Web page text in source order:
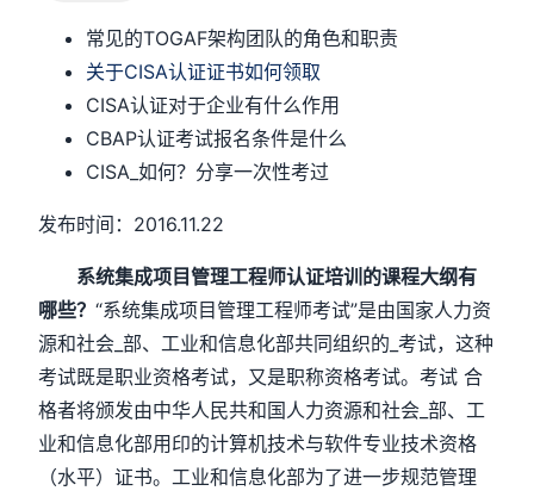
常见的TOGAF架构团队的角色和职责
关于CISA认证证书如何领取
CISA认证对于企业有什么作用
CBAP认证考试报名条件是什么
CISA_如何？分享一次性考过
发布时间：2016.11.22
系统集成项目管理工程师认证培训的课程大纲有
哪些？“系统集成项目管理工程师考试”是由国家人力资
源和社会_部、工业和信息化部共同组织的_考试，这种
考试既是职业资格考试，又是职称资格考试。考试 合
格者将颁发由中华人民共和国人力资源和社会_部、工
业和信息化部用印的计算机技术与软件专业技术资格
（水平）证书。工业和信息化部为了进一步规范管理